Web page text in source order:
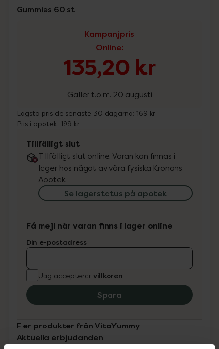
Gummies 60 st
Kampanjpris
Online:
135,20 kr
Gäller t.o.m. 20 augusti
Lägsta pris de senaste 30 dagarna: 169 kr
Pris i apotek: 199 kr
Tillfälligt slut
Tillfälligt slut online. Varan kan finnas i
lager hos något av våra fysiska Kronans
Apotek.
Se lagerstatus på apotek
Få mejl när varan finns i lager online
Din e-postadress
Jag accepterar villkoren
Spara
Fler produkter från VitaYummy
Aktuella erbjudanden